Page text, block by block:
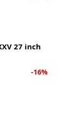
27 inch
-16%